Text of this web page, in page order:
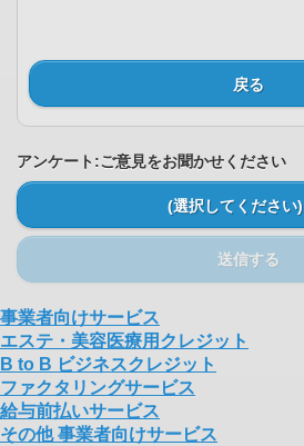
戻る
アンケート:ご意見をお聞かせください
(選択してください)
送信する
事業者向けサービス
エステ・美容医療用クレジット
B to B ビジネスクレジット
ファクタリングサービス
給与前払いサービス
その他 事業者向けサービス